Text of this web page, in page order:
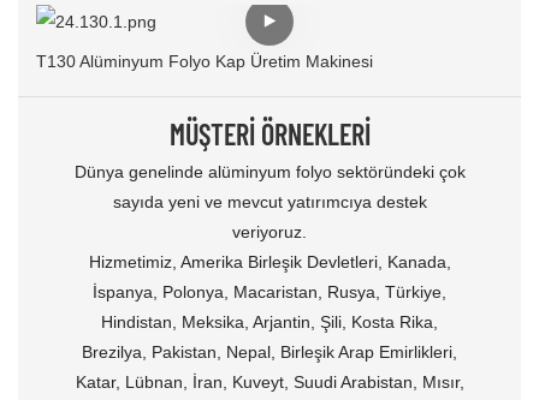
T130 Alüminyum Folyo Kap Üretim Makinesi
MÜŞTERI ÖRNEKLERI
Dünya genelinde alüminyum folyo sektöründeki çok
sayıda yeni ve mevcut yatırımcıya destek
veriyoruz.
Hizmetimiz, Amerika Birleşik Devletleri, Kanada,
İspanya, Polonya, Macaristan, Rusya, Türkiye,
Hindistan, Meksika, Arjantin, Şili, Kosta Rika,
Brezilya, Pakistan, Nepal, Birleşik Arap Emirlikleri,
Katar, Lübnan, İran, Kuveyt, Suudi Arabistan, Mısır,